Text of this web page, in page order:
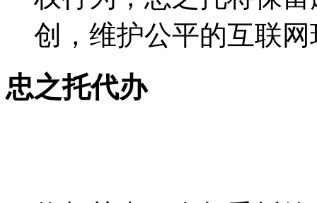
创，维护公平的互联
忠之托代办